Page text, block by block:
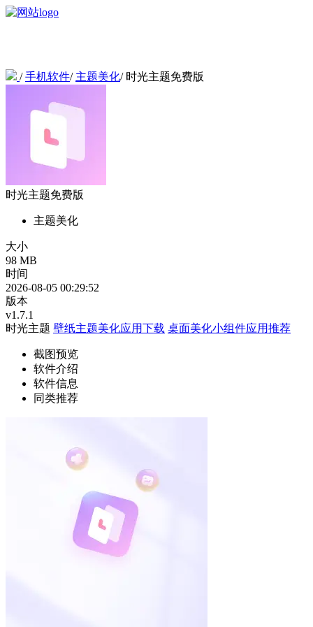
/手机软件/ 主题美化/ 时光主题免费版
时光主题免费版
主题美化
大小
98 MB
时间
2026-08-05 00:29:52
版本
v1.7.1
时光主题 壁纸主题美化应用下载 桌面美化小组件应用推荐
截图预览
软件介绍
软件信息
同类推荐